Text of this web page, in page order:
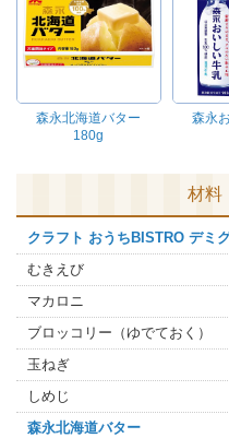
森永北海道バター
180g
森永
材料
クラフト おうちBISTRO デミ
むきえび
マカロニ
ブロッコリー（ゆでておく）
玉ねぎ
しめじ
森永北海道バター